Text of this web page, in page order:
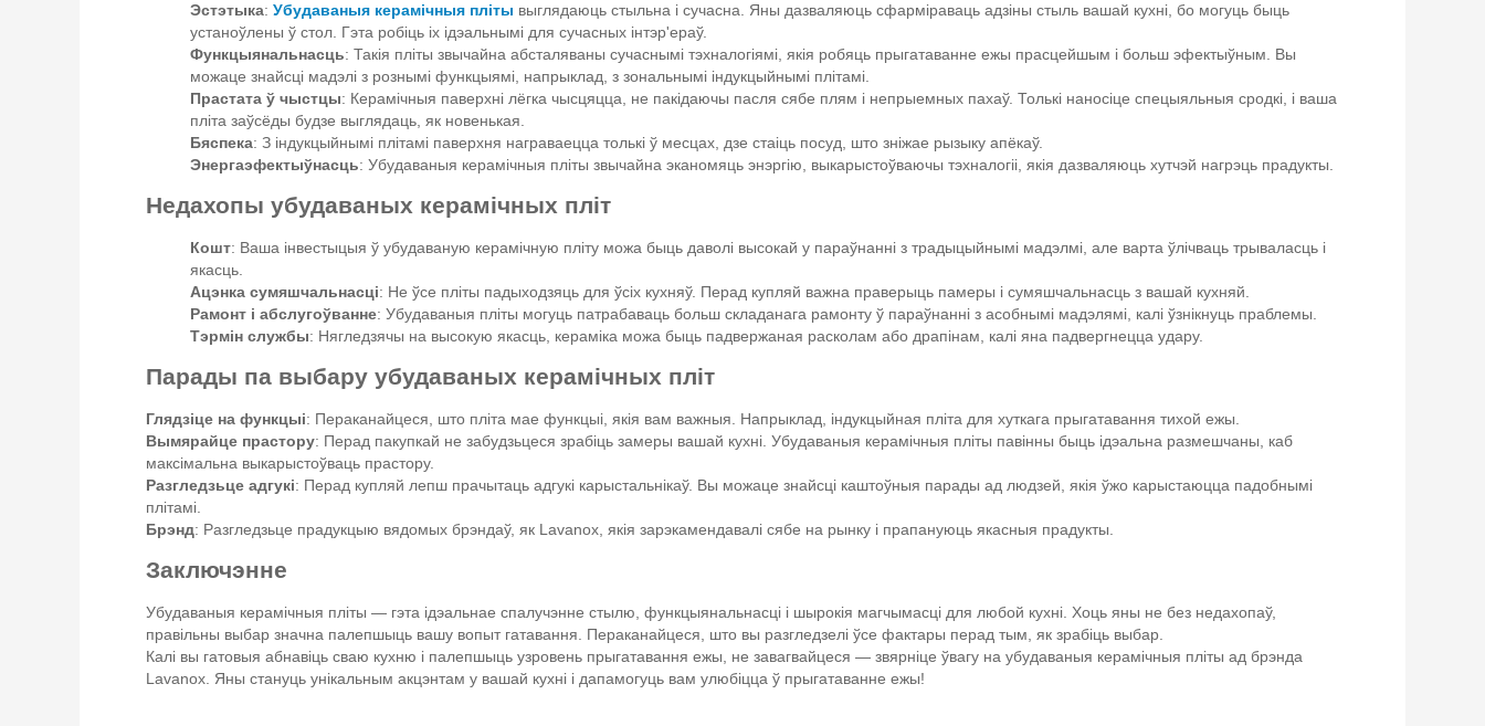
Эстэтыка: Убудаваныя керамічныя пліты выглядаюць стыльна і сучасна. Яны дазваляюць сфарміраваць адзіны стыль вашай кухні, бо могуць быць
устаноўлены ў стол. Гэта робіць іх ідэальнымі для сучасных інтэр'ераў.
Функцыянальнасць: Такія пліты звычайна абсталяваны сучаснымі тэхналогіямі, якія робяць прыгатаванне ежы прасцейшым і больш эфектыўным. Вы
можаце знайсці мадэлі з рознымі функцыямі, напрыклад, з зональнымі індукцыйнымі плітамі.
Прастата ў чыстцы: Керамічныя паверхні лёгка чысцяцца, не пакідаючы пасля сябе плям і непрыемных пахаў. Толькі наносіце спецыяльныя сродкі, і ваша
пліта заўсёды будзе выглядаць, як новенькая.
Бяспека: З індукцыйнымі плітамі паверхня награваецца толькі ў месцах, дзе стаіць посуд, што зніжае рызыку апёкаў.
Энергаэфектыўнасць: Убудаваныя керамічныя пліты звычайна эканомяць энэргію, выкарыстоўваючы тэхналогіі, якія дазваляюць хутчэй нагрэць прадукты.
Недахопы убудаваных керамічных пліт
Кошт: Ваша інвестыцыя ў убудаваную керамічную пліту можа быць даволі высокай у параўнанні з традыцыйнымі мадэлмі, але варта ўлічваць трываласць і
якасць.
Ацэнка сумяшчальнасці: Не ўсе пліты падыходзяць для ўсіх кухняў. Перад купляй важна праверыць памеры і сумяшчальнасць з вашай кухняй.
Рамонт і абслугоўванне: Убудаваныя пліты могуць патрабаваць больш складанага рамонту ў параўнанні з асобнымі мадэлямі, калі ўзнікнуць праблемы.
Тэрмін службы: Нягледзячы на высокую якасць, кераміка можа быць падвержаная расколам або драпінам, калі яна падвергнецца удару.
Парады па выбару убудаваных керамічных пліт
Глядзіце на функцыі: Пераканайцеся, што пліта мае функцыі, якія вам важныя. Напрыклад, індукцыйная пліта для хуткага прыгатавання тихой ежы.
Вымярайце прастору: Перад пакупкай не забудзьцеся зрабіць замеры вашай кухні. Убудаваныя керамічныя пліты павінны быць ідэальна размешчаны, каб
максімальна выкарыстоўваць прастору.
Разгледзьце адгукі: Перад купляй лепш прачытаць адгукі карыстальнікаў. Вы можаце знайсці каштоўныя парады ад людзей, якія ўжо карыстаюцца падобнымі
плітамі.
Брэнд: Разгледзьце прадукцыю вядомых брэндаў, як Lavanox, якія зарэкамендавалі сябе на рынку і прапануюць якасныя прадукты.
Заключэнне
Убудаваныя керамічныя пліты — гэта ідэальнае спалучэнне стылю, функцыянальнасці і шырокія магчымасці для любой кухні. Хоць яны не без недахопаў,
правільны выбар значна палепшыць вашу вопыт гатавання. Пераканайцеся, што вы разгледзелі ўсе фактары перад тым, як зрабіць выбар.
Калі вы гатовыя абнавіць сваю кухню і палепшыць узровень прыгатавання ежы, не завагвайцеся — звярніце ўвагу на убудаваныя керамічныя пліты ад брэнда
Lavanox. Яны стануць унікальным акцэнтам у вашай кухні і дапамогуць вам улюбіцца ў прыгатаванне ежы!